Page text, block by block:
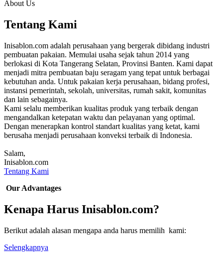
About Us
Tentang Kami
Inisablon.com adalah perusahaan yang bergerak dibidang industri
pembuatan pakaian. Memulai usaha sejak tahun 2014 yang
berlokasi di Kota Tangerang Selatan, Provinsi Banten. Kami dapat
menjadi mitra pembuatan baju seragam yang tepat untuk berbagai
kebutuhan anda. Untuk pakaian kerja perusahaan, bidang profesi,
instansi pemerintah, sekolah, universitas, rumah sakit, komunitas
dan lain sebagainya.
Kami selalu memberikan kualitas produk yang terbaik dengan
mengandalkan ketepatan waktu dan pelayanan yang optimal.
Dengan menerapkan kontrol standart kualitas yang ketat, kami
berusaha menjadi perusahaan konveksi terbaik di Indonesia.
Salam,
Inisablon.com
Tentang Kami
Our Advantages
Kenapa Harus Inisablon.com?
Berikut adalah alasan mengapa anda harus memilih kami:
Selengkapnya